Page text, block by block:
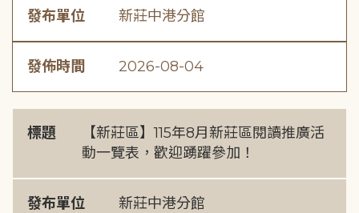
發布單位 新莊中港分館
發佈時間 2026-08-04
標題
【新莊區】115年8月新莊區閱讀推廣活
動一覽表，歡迎踴躍參加！
發布單位 新莊中港分館